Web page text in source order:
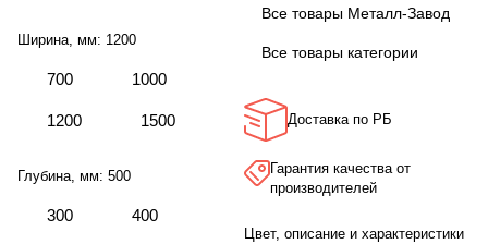
Ширина, мм: 1200
700 1000
1200 1500
Глубина, мм: 500
300 400
Все товары Металл-Завод
Все товары категории
Доставка по РБ
Гарантия качества от
производителей
Цвет, описание и характеристики